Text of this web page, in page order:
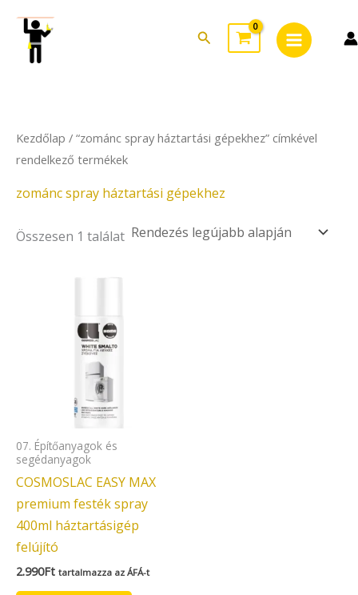
content
Search
Menu
Kezdőlap / “zománc spray háztartási gépekhez” címkével
rendelkező termékek
zománc spray háztartási gépekhez
Összesen 1 találat
07. Építőanyagok és
segédanyagok
COSMOSLAC EASY MAX
premium festék spray
400ml háztartásigép
felújító
2.990Ft tartalmazza az ÁFÁ-t